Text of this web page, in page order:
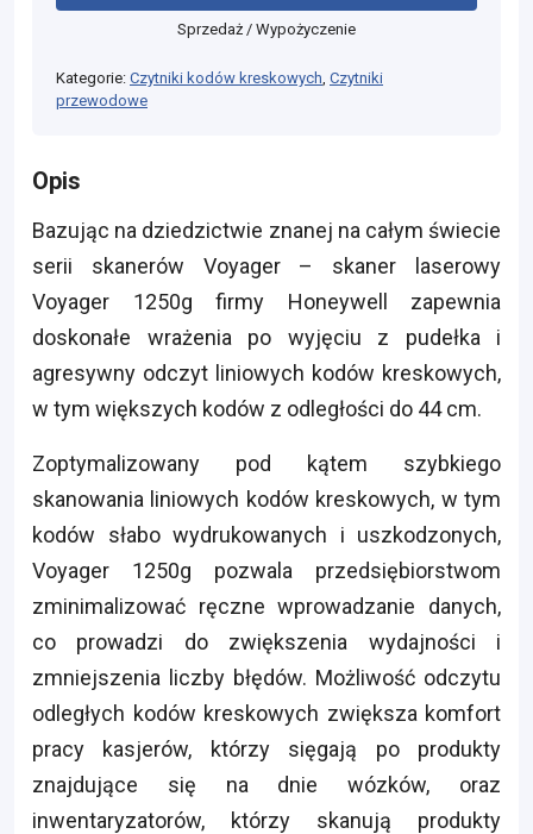
Sprzedaż / Wypożyczenie
Kategorie: Czytniki kodów kreskowych Czytniki
przewodowe
Opis
Bazując na dziedzictwie znanej na całym świecie
serii skanerów Voyager – skaner laserowy
Voyager 1250g firmy Honeywell zapewnia
doskonałe wrażenia po wyjęciu z pudełka i
agresywny odczyt liniowych kodów kreskowych,
w tym większych kodów z odległości do 44 cm.
Zoptymalizowany pod kątem szybkiego
skanowania liniowych kodów kreskowych, w tym
kodów słabo wydrukowanych i uszkodzonych,
Voyager 1250g pozwala przedsiębiorstwom
zminimalizować ręczne wprowadzanie danych,
co prowadzi do zwiększenia wydajności i
zmniejszenia liczby błędów. Możliwość odczytu
odległych kodów kreskowych zwiększa komfort
pracy kasjerów, którzy sięgają po produkty
znajdujące się na dnie wózków, oraz
inwentaryzatorów, którzy skanują produkty